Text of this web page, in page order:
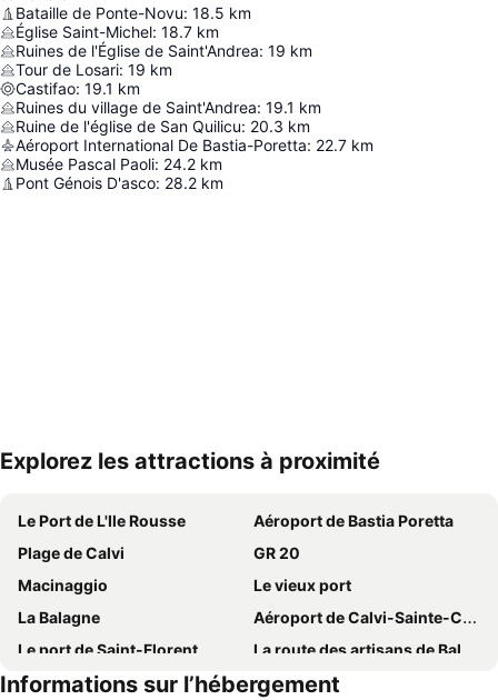
Bataille de Ponte-Novu: 18.5 km
Église Saint-Michel: 18.7 km
Ruines de l'Église de Saint'Andrea: 19 km
Tour de Losari: 19 km
Castifao: 19.1 km
Ruines du village de Saint'Andrea: 19.1 km
Ruine de l'église de San Quilicu: 20.3 km
Aéroport International De Bastia-Poretta: 22.7 km
Musée Pascal Paoli: 24.2 km
Pont Génois D'asco: 28.2 km
Explorez les attractions à proximité
Le Port de L'Ile Rousse
Aéroport de Bastia Poretta
Plage de Calvi
GR 20
Macinaggio
Le vieux port
La Balagne
Aéroport de Calvi-Sainte-Catherine
Le port de Saint-Florent
La route des artisans de Balagne
Citadelle de Calvi
La plage de Nonza
Informations sur l’hébergement